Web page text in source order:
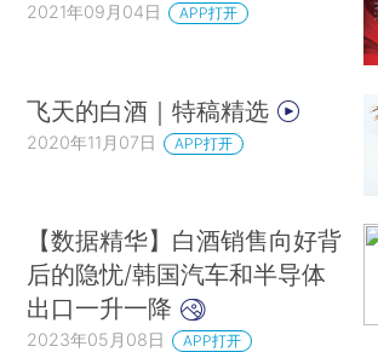
2021年09月04日 APP打开
飞天的白酒｜特稿精选
2020年11月07日 APP打开
【数据精华】白酒销售向好背
后的隐忧/韩国汽车和半导体
出口一升一降
2023年05月08日 APP打开